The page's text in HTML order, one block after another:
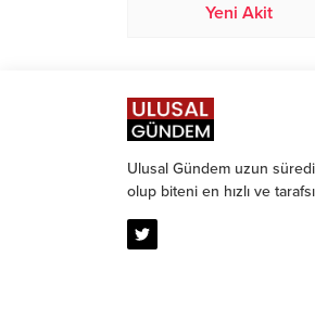
Yeni Akit
Ulusal Gündem uzun
olup biteni en hızlı ve